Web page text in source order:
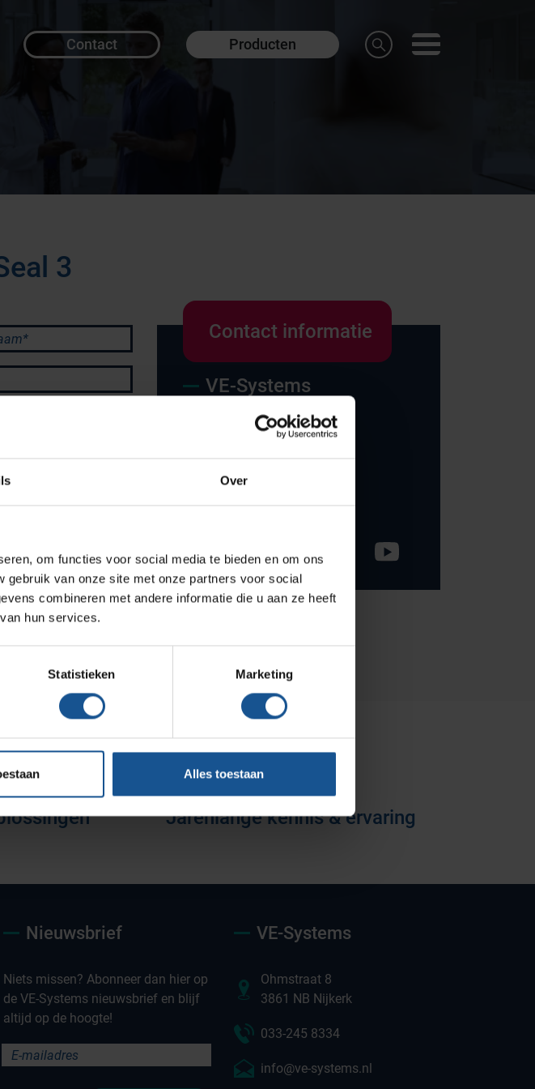
Over
om functies voor social media te bieden en om ons
gebruik van onze site met onze partners voor social
combineren met andere informatie die u aan ze heeft
hun services.
Statistieken Marketing
Alles toestaan
Contact Producten
3
Verzenden
Contact informatie
VE-Systems
Ohmstraat 8
3861 NB Nijkerk
info@ve-systems.nl
Jarenlange kennis & ervaring
Nieuwsbrief
Niets missen? Abonneer dan hier op
de VE-Systems nieuwsbrief en blijf
altijd op de hoogte!
VE-Systems
Ohmstraat 8
3861 NB Nijkerk
033-245 8334
info@ve-systems.nl
Onze merken
Hammerlit
Metro
Zarges
BINBIN
Over VE-Systems
Contact
Ons team
Klantcases
Vacatures